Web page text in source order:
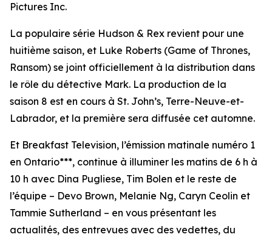
Pictures Inc.
La populaire série Hudson & Rex revient pour une
huitième saison, et Luke Roberts (Game of Thrones,
Ransom) se joint officiellement à la distribution dans
le rôle du détective Mark. La production de la
saison 8 est en cours à St. John’s, Terre-Neuve-et-
Labrador, et la première sera diffusée cet automne.
Et Breakfast Television, l’émission matinale numéro 1
en Ontario***, continue à illuminer les matins de 6 h à
10 h avec Dina Pugliese, Tim Bolen et le reste de
l’équipe – Devo Brown, Melanie Ng, Caryn Ceolin et
Tammie Sutherland – en vous présentant les
actualités, des entrevues avec des vedettes, du